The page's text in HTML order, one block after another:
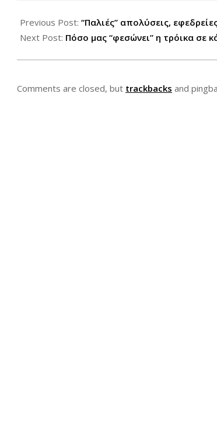
07-
04
Previous Post: “Παλιές” απολύσεις,
Next Post: Πόσο μας “φεσώνει” η τρόικα σε
Comments are closed, but trackbacks and